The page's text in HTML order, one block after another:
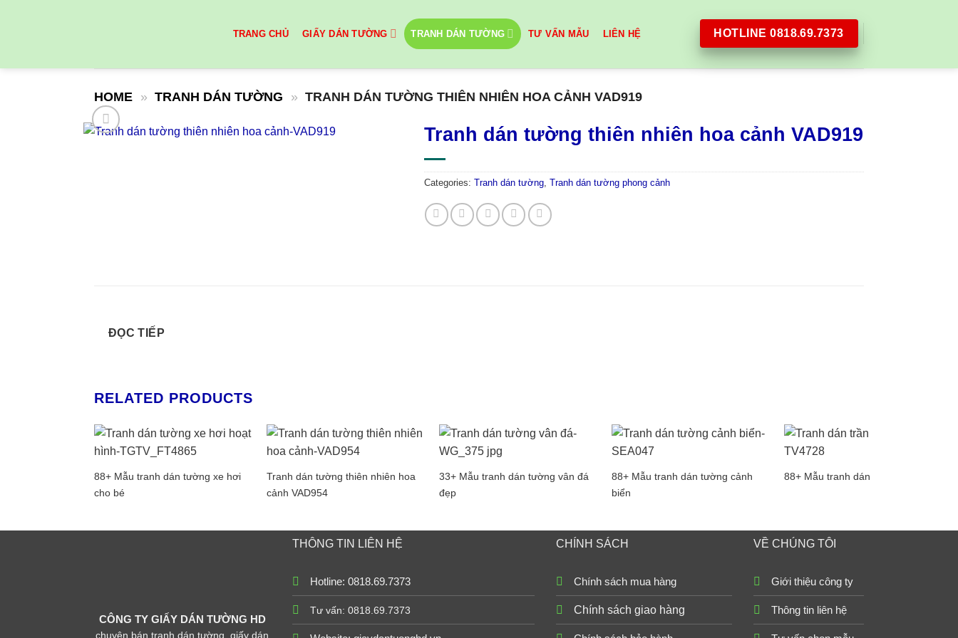
TRANG CHỦ GIẤY DÁN TƯỜNG TRANH DÁN TƯỜNG TƯ VẤN MẪU LIÊN HỆ HOTLINE 0818.69.7373
HOME » TRANH DÁN TƯỜNG » TRANH DÁN TƯỜNG THIÊN NHIÊN HOA CẢNH VAD919
Tranh dán tường thiên nhiên hoa cảnh VAD919
Categories: Tranh dán tường, Tranh dán tường phong cảnh
ĐỌC TIẾP
RELATED PRODUCTS
88+ Mẫu tranh dán tường xe hơi
cho bé
Tranh dán tường thiên nhiên hoa
cảnh VAD954
33+ Mẫu tranh dán tường vân đá
đẹp
88+ Mẫu tranh dán tường cảnh
biển
88+ Mẫu tranh dán tường trần nhà
CÔNG TY GIẤY DÁN TƯỜNG HD
chuyên bán tranh dán tường, giấy dán
THÔNG TIN LIÊN HỆ
Hotline: 0818.69.7373
Tư vấn: 0818.69.7373
CHÍNH SÁCH
Chính sách mua hàng
Chính sách giao hàng
VỀ CHÚNG TÔI
Giới thiệu công ty
Thông tin liên hệ